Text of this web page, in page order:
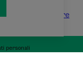
Pierre Fabre
personali